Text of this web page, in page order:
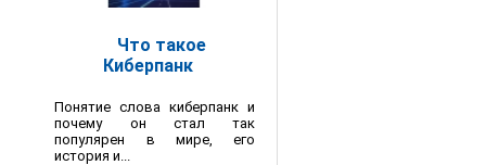
Что такое
Киберпанк
Понятие слова киберпанк и
почему он стал так
популярен в мире, его
история и...